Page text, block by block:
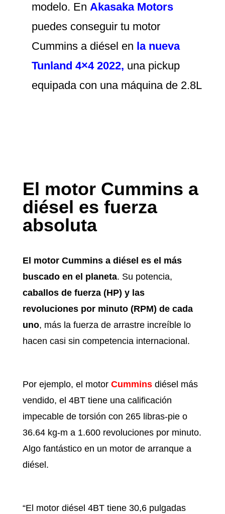
modelo. En Akasaka Motors
puedes conseguir tu motor
Cummins a diésel en la nueva
Tunland 4×4 2022, una pickup
equipada con una máquina de 2.8L
El motor Cummins a
diésel es fuerza
absoluta
El motor Cummins a diésel es el más
buscado en el planeta. Su potencia,
caballos de fuerza (HP) y las
revoluciones por minuto (RPM) de cada
uno, más la fuerza de arrastre increíble lo
hacen casi sin competencia internacional.
Por ejemplo, el motor Cumminsdiésel más
vendido, el 4BT tiene una calificación
impecable de torsión con 265 libras-pie o
36.64 kg-m a 1.600 revoluciones por minuto.
Algo fantástico en un motor de arranque a
diésel.
“El motor diésel 4BT tiene 30,6 pulgadas